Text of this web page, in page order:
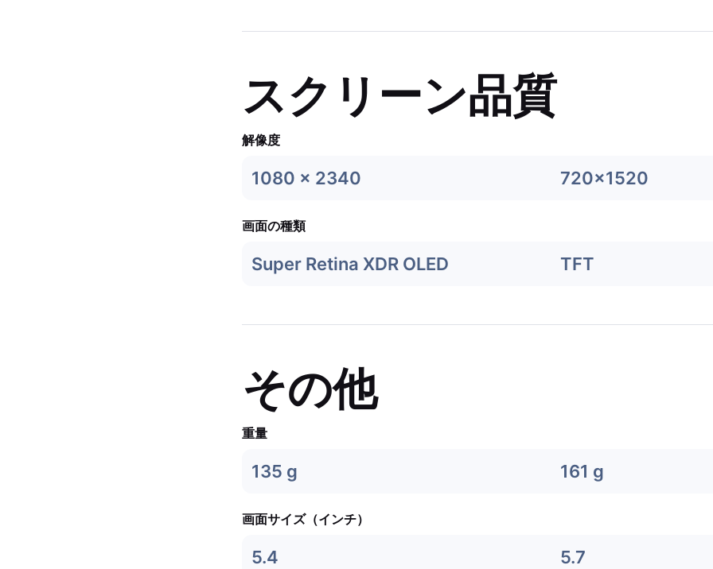
スクリーン品質
解像度
1080 x 2340 720x1520
画面の種類
Super Retina XDR OLED TFT
その他
重量
135 g 161 g
画面サイズ（インチ）
5.4 5.7